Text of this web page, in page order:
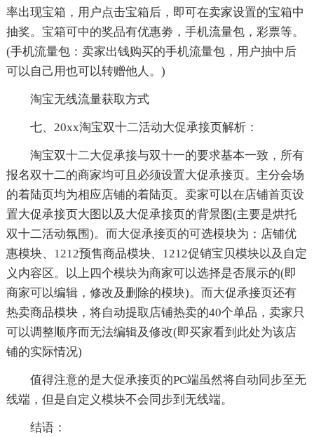
率出现宝箱，用户点击宝箱后，即可在卖家设置的宝箱中
抽奖。宝箱可中的奖品有优惠劵，手机流量包，彩票等。
(手机流量包：卖家出钱购买的手机流量包，用户抽中后
可以自己用也可以转赠他人。)
淘宝无线流量获取方式
七、20xx淘宝双十二活动大促承接页解析：
淘宝双十二大促承接与双十一的要求基本一致，所有
报名双十二的商家均可且必须设置大促承接页。主分会场
的着陆页均为相应店铺的着陆页。卖家可以在店铺首页设
置大促承接页大图以及大促承接页的背景图(主要是烘托
双十二活动氛围)。而大促承接页的可选模块为：店铺优
惠模块、1212预售商品模块、1212促销宝贝模块以及自定
义内容区。以上四个模块为商家可以选择是否展示的(即
商家可以编辑，修改及删除的模块)。而大促承接页还有
热卖商品模块，将自动提取店铺热卖的40个单品，卖家只
可以调整顺序而无法编辑及修改(即买家看到此处为该店
铺的实际情况)
值得注意的是大促承接页的PC端虽然将自动同步至无
线端，但是自定义模块不会同步到无线端。
结语：